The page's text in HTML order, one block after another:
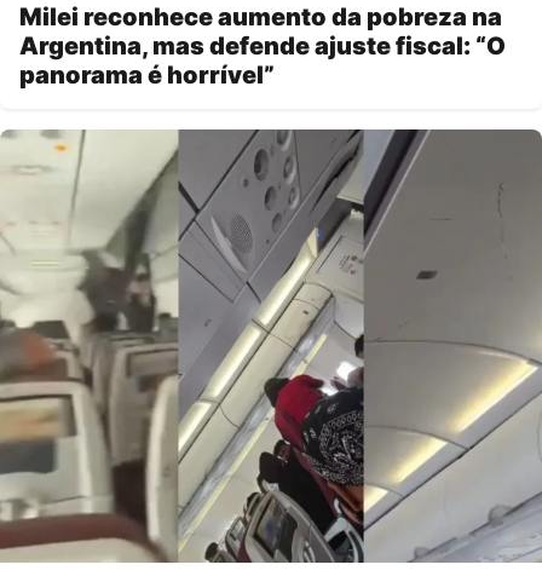
Milei reconhece aumento da pobreza na
Argentina, mas defende ajuste fiscal: “O
panorama é horrível”